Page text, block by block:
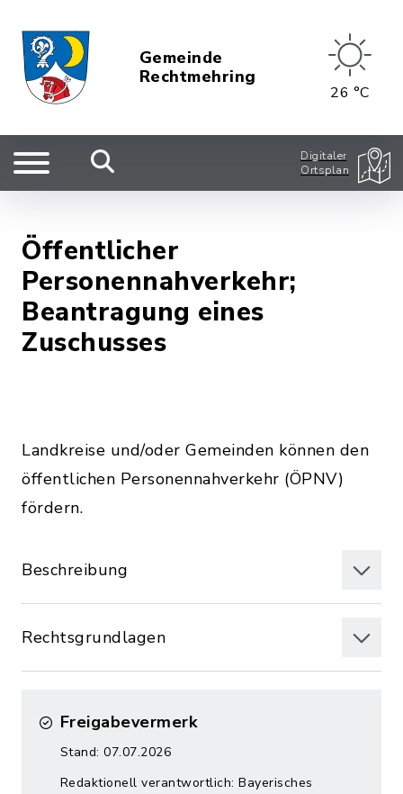
Gemeinde
Rechtmehring
26 °C
Digitaler
Ortsplan
Öffentlicher
Personennahverkehr;
Beantragung eines
Zuschusses
Landkreise und/oder Gemeinden können den
öffentlichen Personennahverkehr (ÖPNV)
fördern.
Beschreibung
Rechtsgrundlagen
Freigabevermerk
Stand: 07.07.2026
Redaktionell verantwortlich: Bayerisches